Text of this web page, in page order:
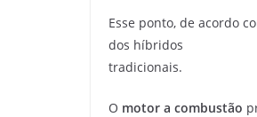
Esse ponto, de acordo
dos híbridos
tradicionais.
O motor a combustão